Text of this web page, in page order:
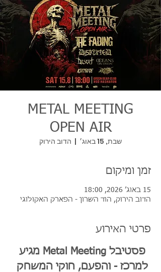
METAL MEETING
OPEN AIR
שבת, 15 באוג׳
  |
הדוב הירוק
זמן ומיקום
15 באוג׳ 2026, 18:00
הדוב הירוק, הוד השרון - הפארק האקולוגי
פרטי האירוע
פסטיבל Metal Meeting מגיע
למרכז - והפעם, חוקי המשחק